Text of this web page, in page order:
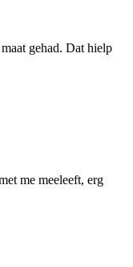
gehad. Dat hielp
me meeleeft, erg